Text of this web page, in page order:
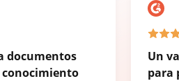
documentos
conocimiento
Un
para